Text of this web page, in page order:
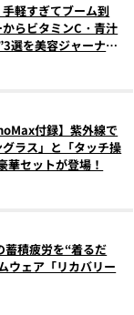
手軽すぎてブーム到
らビタミンC・青汁
選を美容ジャーナリ
付録】紫外線で
ラス」と「タッチ操
華セットが登場！
蓄積疲労を“着るだ
ウェア「リカバリー